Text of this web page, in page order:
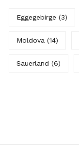
Eggegebirge (3)
Moldova (14)
Sauerland (6)